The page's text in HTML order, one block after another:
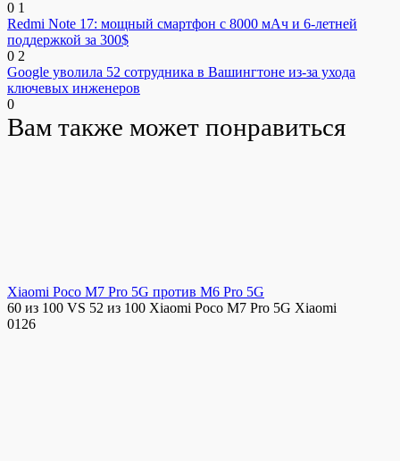
0 1
Redmi Note 17: мощный смартфон с 8000 мАч и 6-летней
поддержкой за 300$
0 2
Google уволила 52 сотрудника в Вашингтоне из-за ухода
ключевых инженеров
0
Вам также может понравиться
Xiaomi Poco M7 Pro 5G против M6 Pro 5G
60 из 100 VS 52 из 100 Xiaomi Poco M7 Pro 5G Xiaomi
0126